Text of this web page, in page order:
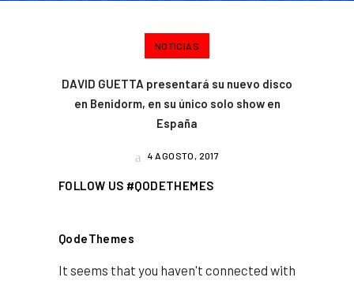
NOTICIAS
DAVID GUETTA presentará su nuevo disco
en Benidorm, en su único solo show en
España
4 AGOSTO, 2017
FOLLOW US #QODETHEMES
QodeThemes
It seems that you haven't connected with